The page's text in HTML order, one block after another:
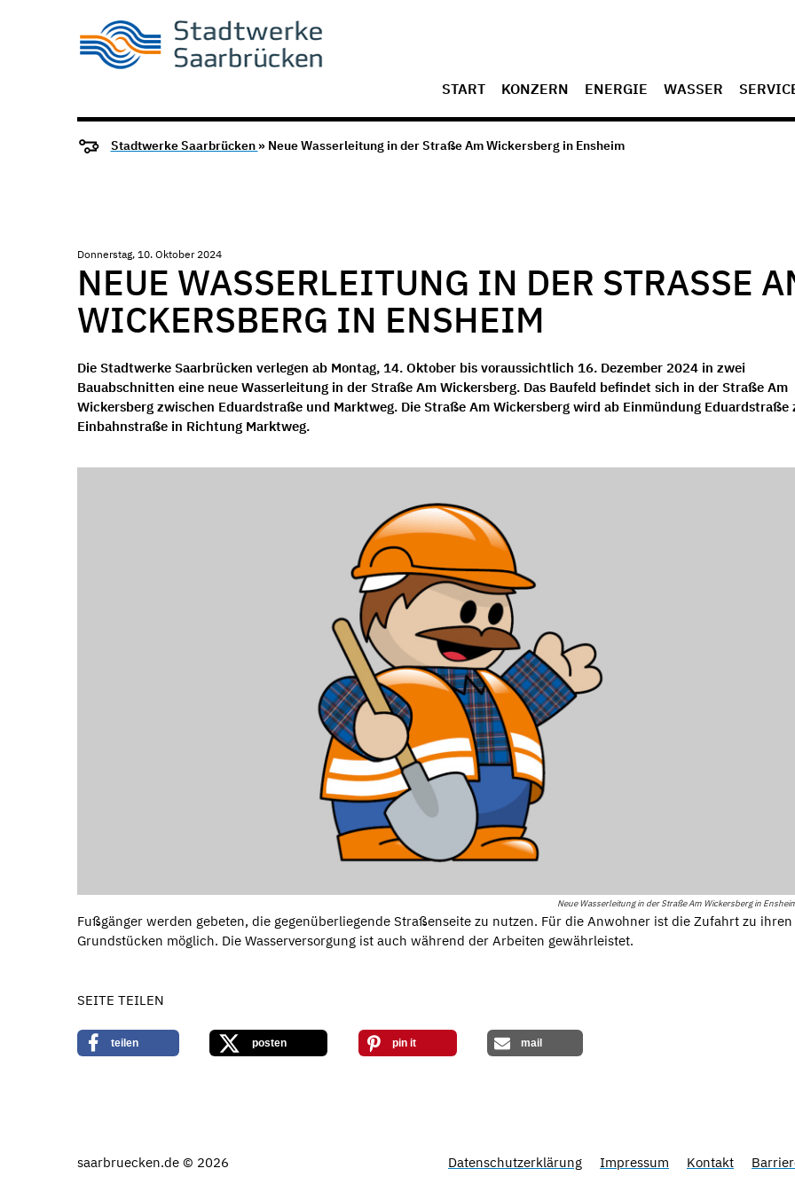
START KONZERN ENERGIE WASSER
Stadtwerke Saarbrücken » Neue Wasserleitung in der Straße Am Wickersberg in Ensheim
Donnerstag, 10. Oktober 2024
NEUE WASSERLEITUNG IN DER STRASSE AM
ICKERSBERG IN ENSHEIM
Die Stadtwerke Saarbrücken verlegen ab Montag, 14. Oktober bis voraussichtlich 16. Dezember 2024 in zwei
Bauabschnitten eine neue Wasserleitung in der Straße Am Wickersberg. Das Baufeld befindet sich in der Straße Am
Wickersberg zwischen Eduardstraße und Marktweg. Die Straße Am Wickersberg wird ab Einmündung Eduardstraße
Einbahnstraße in Richtung Marktweg.
Neue Wasserleitung in der Straße Am Wickersberg in
Fußgänger werden gebeten, die gegenüberliegende Straßenseite zu nutzen. Für die Anwohner ist die Zufahrt zu ihren
Grundstücken möglich. Die Wasserversorgung ist auch während der Arbeiten gewährleistet.
SEITE TEILEN
teilen posten pin it mail
saarbruecken.de © 2026 Datenschutzerklärung Impressum Kontakt